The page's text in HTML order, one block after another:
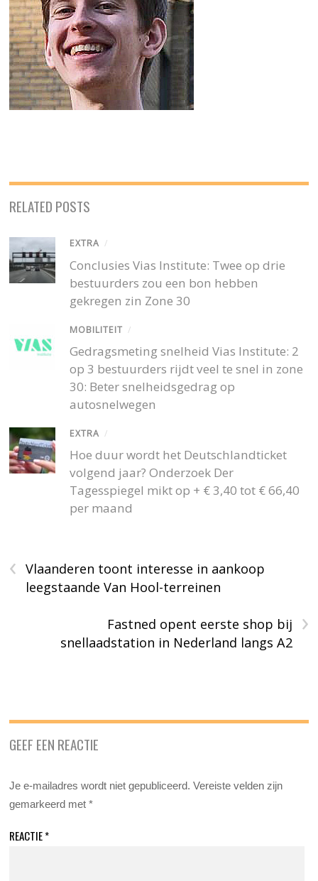
RELATED POSTS
EXTRA /
Conclusies Vias Institute: Twee op drie
bestuurders zou een bon hebben
gekregen zin Zone 30
MOBILITEIT /
Gedragsmeting snelheid Vias Institute: 2
op 3 bestuurders rijdt veel te snel in zone
30: Beter snelheidsgedrag op
autosnelwegen
EXTRA /
Hoe duur wordt het Deutschlandticket
volgend jaar? Onderzoek Der
Tagesspiegel mikt op + € 3,40 tot € 66,40
per maand
‹
Vlaanderen toont interesse in aankoop
leegstaande Van Hool-terreinen
›
Fastned opent eerste shop bij
snellaadstation in Nederland langs A2
GEEF EEN REACTIE
Je e-mailadres wordt niet gepubliceerd. Vereiste velden zijn
gemarkeerd met*
REACTIE*